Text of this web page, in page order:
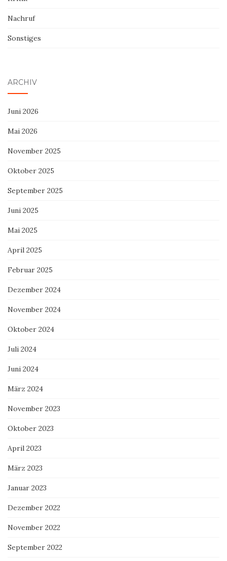
Nachruf
Sonstiges
ARCHIV
Juni 2026
Mai 2026
November 2025
Oktober 2025
September 2025
Juni 2025
Mai 2025
April 2025
Februar 2025
Dezember 2024
November 2024
Oktober 2024
Juli 2024
Juni 2024
März 2024
November 2023
Oktober 2023
April 2023
März 2023
Januar 2023
Dezember 2022
November 2022
September 2022